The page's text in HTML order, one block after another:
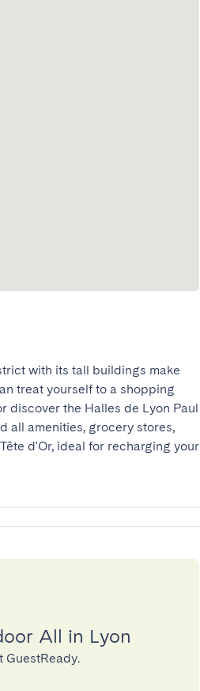
with its tall buildings make
treat yourself to a shopping
discover the Halles de Lyon Paul
all amenities, grocery stores,
d'Or, ideal for recharging your
All in Lyon
GuestReady.